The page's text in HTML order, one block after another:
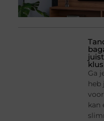
klus
Ga
heb
kan